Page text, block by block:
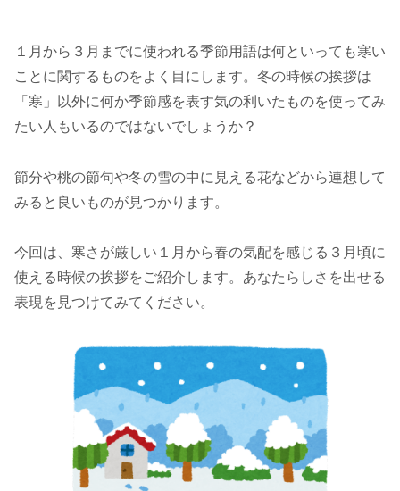
１月から３月までに使われる季節用語は何といっても寒い
ことに関するものをよく目にします。冬の時候の挨拶は
「寒」以外に何か季節感を表す気の利いたものを使ってみ
たい人もいるのではないでしょうか？
節分や桃の節句や冬の雪の中に見える花などから連想して
みると良いものが見つかります。
今回は、寒さが厳しい１月から春の気配を感じる３月頃に
使える時候の挨拶をご紹介します。あなたらしさを出せる
表現を見つけてみてください。